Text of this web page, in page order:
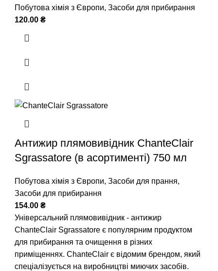
Побутова хімія з Європи, Засоби для прибирання
120.00 ₴
Антижир плямовивідник ChanteClair
Sgrassatore (в асортименті) 750 мл
Побутова хімія з Європи, Засоби для прання,
Засоби для прибирання
154.00 ₴
Універсальний плямовивідник - антижир
ChanteClair Sgrassatore є популярним продуктом
для прибирання та очищення в різних
приміщеннях. ChanteClair є відомим брендом, який
спеціалізується на виробництві миючих засобів.